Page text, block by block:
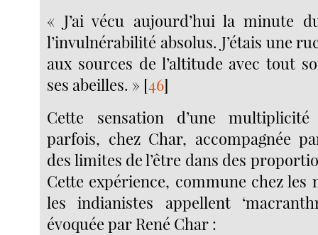
« J’ai vécu aujourd’hui la minute
l’invulnérabilité absolus. J’étais une
aux sources de l’altitude avec tout
ses abeilles. » [46]
Cette sensation d’une
parfois, chez Char, accompagnée
des limites de l’être dans des
Cette expérience, commune chez les
les indianistes appellent
évoquée par René Char :